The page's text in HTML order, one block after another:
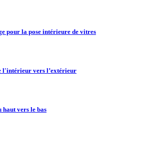
pour la pose intérieure de vitres
l'intérieur vers l’extérieur
haut vers le bas